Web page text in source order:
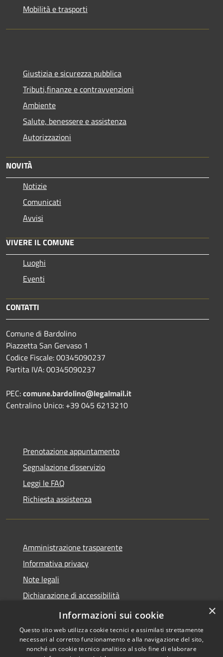
Mobilità e trasporti
Giustizia e sicurezza pubblica
Tributi,finanze e contravvenzioni
Ambiente
Salute, benessere e assistenza
Autorizzazioni
NOVITÀ
Notizie
Comunicati
Avvisi
VIVERE IL COMUNE
Luoghi
Eventi
CONTATTI
Comune di Bardolino
Piazzetta San Gervaso 1
Codice Fiscale: 00345090237
Partita IVA: 00345090237
PEC:comune.bardolino@legalmail.it
Centralino Unico: +39 045 6213210
Prenotazione appuntamento
Segnalazione disservizio
Leggi le FAQ
Richiesta assistenza
Amministrazione trasparente
Informativa privacy
Note legali
Dichiarazione di accessibilità
Link app municipium
×
Informazioni sui cookie
Questo sito web utilizza cookie tecnici e assimilati strettamente
necessari al corretto funzionamento e alla navigazione del sito,
nonché un cookie tecnico analitico al solo fine di elaborare